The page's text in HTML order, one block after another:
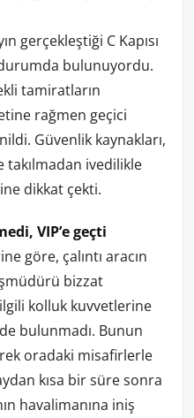
gerçekleştiği C Kapısı
bulunuyordu.
tamiratların
rağmen geçici
Güvenlik kaynakları,
takılmadan ivedilikle
dikkat çekti.
VIP’egeçti
göre, çalıntı aracın
bizzat
ilgili kolluk kuvvetlerine
bulunmadı. Bunun
oradaki misafirlerle
kısa birsüresonra
havalimanına iniş